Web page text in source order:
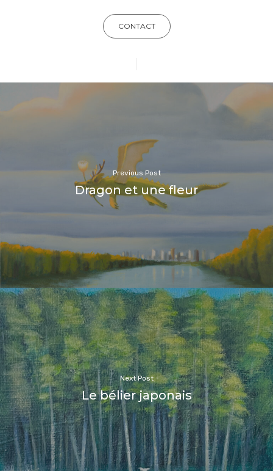
CONTACT
Previous Post
Dragon et une fleur
Next Post
Le bélier japonais